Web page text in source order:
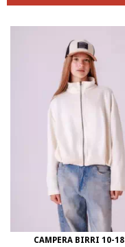
CAMPERA BIRRI 10-18